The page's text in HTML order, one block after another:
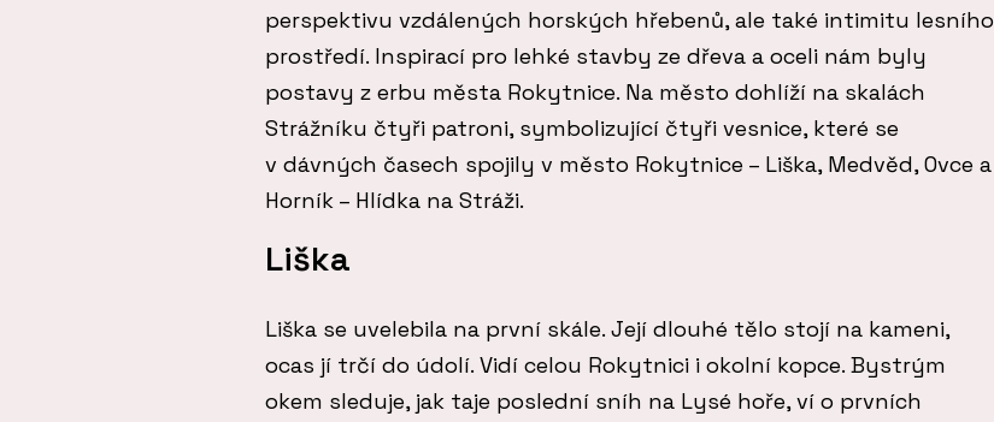
perspektivu vzdálených horských hřebenů, ale také intimitu lesního
prostředí. Inspirací pro lehké stavby ze dřeva a oceli nám byly
postavy z erbu města Rokytnice. Na město dohlíží na skalách
Strážníku čtyři patroni, symbolizující čtyři vesnice, které se
v dávných časech spojily v město Rokytnice – Liška, Medvěd, Ovce a
Horník – Hlídka na Stráži.
Liška
Liška se uvelebila na první skále. Její dlouhé tělo stojí na kameni,
ocas jí trčí do údolí. Vidí celou Rokytnici i okolní kopce. Bystrým
okem sleduje, jak taje poslední sníh na Lysé hoře, ví o prvních